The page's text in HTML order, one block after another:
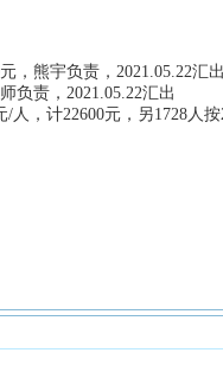
，熊宇负责，2021.05.22
负责，2021.05.22汇出
，计22600元，另1728人